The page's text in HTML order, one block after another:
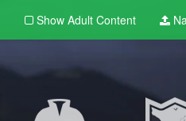
Show Adult Content